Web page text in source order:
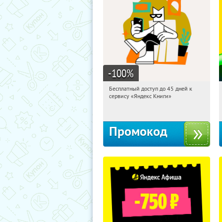
-100%
10:39:16
Получи первым!
Бесплатный доступ до 45 дней к
сервису «Яндекс Книги»
Промокод